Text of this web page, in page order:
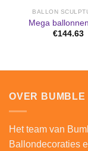
BALLON
Mega
€144.63
OVER BUMBLE
Het team van
Ballondecoraties